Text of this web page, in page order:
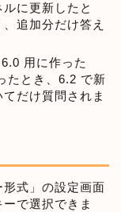
に更新したと
追加分だけ答え
用に作った
たとき、6.2 で新
だけ質問されま
形式」の設定画面
で選択できま